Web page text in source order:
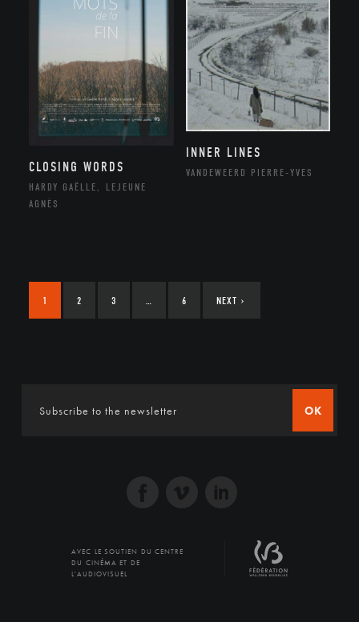
CLOSING WORDS
HARDY GAËLLE, LEJEUNE
AGNÈS
INNER LINES
VANDEWEERD PIERRE-YVES
1 2 3 … 6 NEXT ›
OK
AVEC LE SOUTIEN DU CENTRE
DU CINÉMA ET DE
L'AUDIOVISUEL